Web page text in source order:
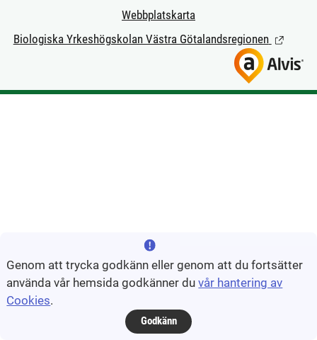
Webbplatskarta
Biologiska Yrkeshögskolan Västra Götalandsregionen (Länk till
Genom att trycka godkänn eller genom att du fortsätter
använda vår hemsida godkänner duvår hantering av
Cookies.
Godkänn